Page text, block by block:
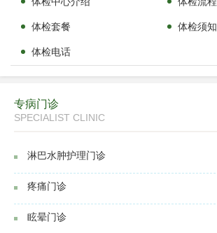
体检套餐 体检须知
体检电话
专病门诊
SPECIALIST CLINIC
淋巴水肿护理门诊
疼痛门诊
眩晕门诊